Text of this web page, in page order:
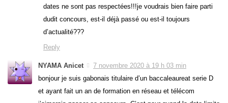
dates ne sont pas respectées!!!je voudrais bien faire parti
dudit concours, est-il déjà passé ou est-il toujours
d’actualité???
Reply
NYAMA Anicet
7 novembre 2020 à 19 h 03 min
bonjour je suis gabonais titulaire d’un baccaleaureat serie D
et ayant fait un an de formation en réseau et télécom